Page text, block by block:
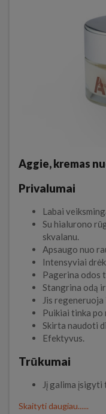
Aggie, kremas
Privalumai
Labai
Su hialurono
skvalanu.
Apsaugo nuo
Intensyviai
Pagerina odos
Stangrina odą
Jis
Puikiai tinka po
Skirta naudoti
Efektyvus.
Trūkumai
Jį galima
Skaityti daugiau......